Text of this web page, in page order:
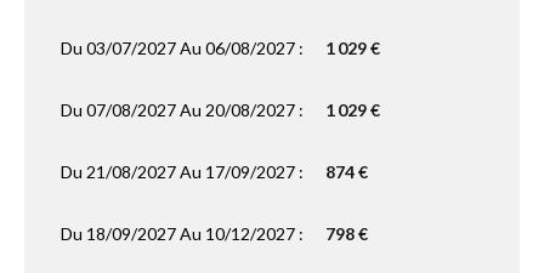
Du 03/07/2027 Au 06/08/2027 : 1 029 €
Du 07/08/2027 Au 20/08/2027 : 1 029 €
Du 21/08/2027 Au 17/09/2027 : 874 €
Du 18/09/2027 Au 10/12/2027 : 798 €